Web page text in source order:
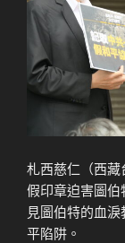
札西慈仁（西藏
假印章迫害圖
見圖伯特的血
平陷阱。